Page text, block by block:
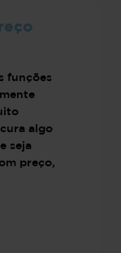
funções
algo
seja
preço,